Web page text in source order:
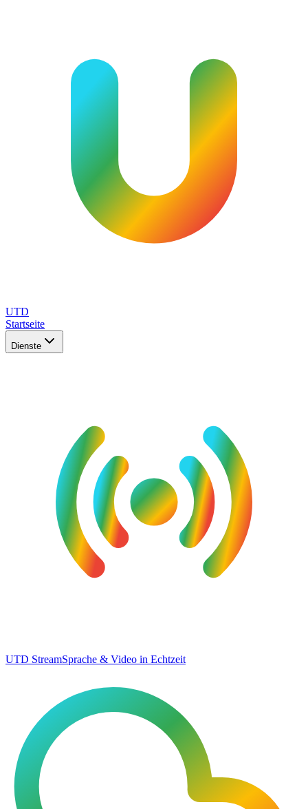
UTD
Startseite
Dienste
UTD StreamSprache & Video in Echtzeit